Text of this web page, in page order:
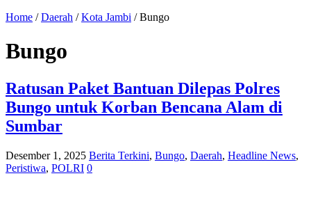
Home / Daerah / Kota Jambi / Bungo
Bungo
Ratusan Paket Bantuan Dilepas Polres
Bungo untuk Korban Bencana Alam di
Sumbar
Desember 1, 2025 Berita Terkini, Bungo, Daerah, Headline News,
Peristiwa, POLRI 0